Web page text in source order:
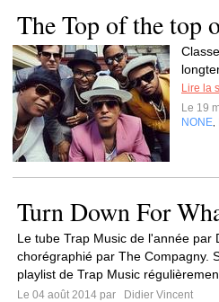
The Top of the top
Lire la
Le 19
NONE
Turn Down For
Le tube Trap Music de l'année par
chorégraphié par The Compagny.
playlist de Trap Music
Le 04 août 2014 par
Didier Vincent